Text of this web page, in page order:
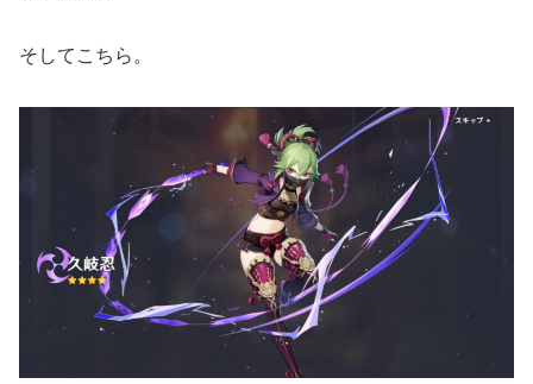
そしてこちら。